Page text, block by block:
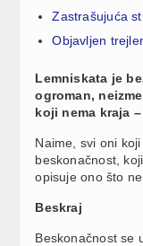
Zastrašujuća
Objavljen
Lemniskata je
ogroman,
koji nema kraja
Naime, svi oni
beskonačnost,
opisuje ono što
Beskraj
Beskonačnost se